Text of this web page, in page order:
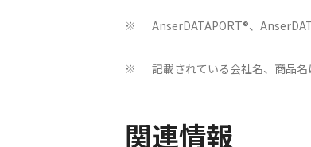
※ AnserDATAPORT®、
※ 記載されている会社名、商品名
関連情報